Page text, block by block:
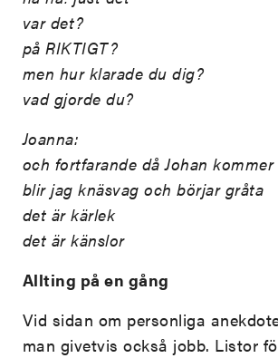
var det?
på RIKTIGT?
men hur klarade du dig?
vad gjorde du?
Joanna:
och fortfarande då Johan kommer
blir jag knäsvag och börjar gråta
det är kärlek
det är känslor
Allting på en gång
Vid sidan om personliga
man givetvis också jobb. Listor